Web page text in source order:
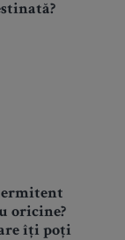
oricine?
îți poți